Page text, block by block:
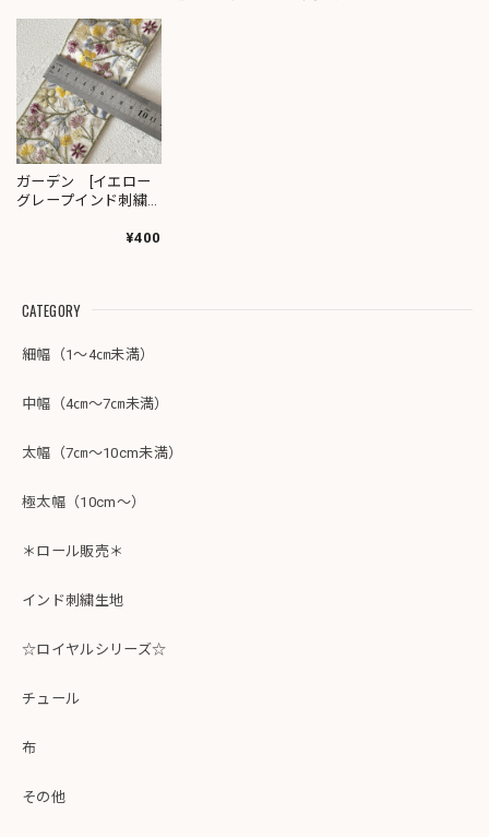
ガーデン [イエロー
グレープインド刺繍
¥400
CATEGORY
細幅（1～4㎝未満）
中幅（4㎝～7㎝未満）
太幅（7㎝～10cm未満）
極太幅（10cm～）
＊ロール販売＊
インド刺繍生地
☆ロイヤルシリーズ☆
チュール
布
その他